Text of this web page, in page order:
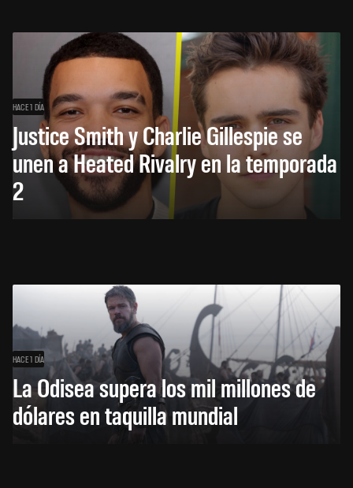
HACE 1 DÍA
Justice Smith y Charlie Gillespie se
unen a Heated Rivalry en la temporada
2
HACE 1 DÍA
La Odisea supera los mil millones de
dólares en taquilla mundial